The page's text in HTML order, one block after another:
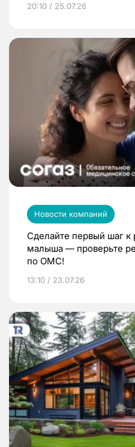
20:10 / 25.07.26
Новости компаний
Сделайте первый шаг
малыша — проверьте
по ОМС!
13:10 / 23.07.26